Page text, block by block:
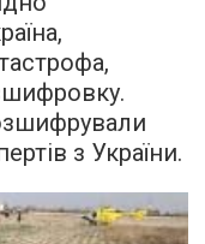
з України.